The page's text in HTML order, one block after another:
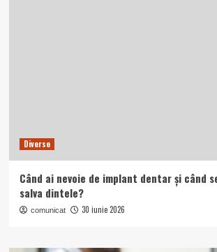
Diverse
Când ai nevoie de implant dentar și când
salva dintele?
comunicat 30 iunie 2026